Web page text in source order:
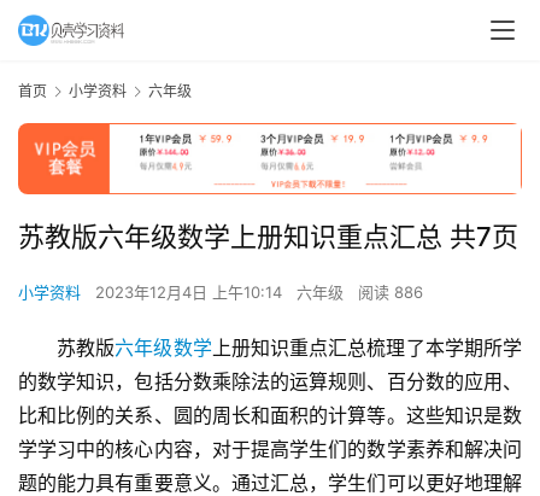
首页 小学资料 六年级
苏教版六年级数学上册知识重点汇总 共7页
小学资料 2023年12月4日 上午10:14 六年级 阅读 886
苏教版六年级数学上册知识重点汇总梳理了本学期所学
的数学知识，包括分数乘除法的运算规则、百分数的应用、
比和比例的关系、圆的周长和面积的计算等。这些知识是数
学学习中的核心内容，对于提高学生们的数学素养和解决问
题的能力具有重要意义。通过汇总，学生们可以更好地理解